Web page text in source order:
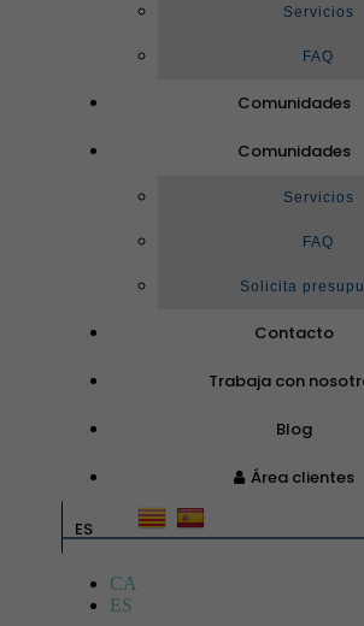
Servicios
FAQ
Comunidades
Comunidades
Servicios
FAQ
Solicita
Contacto
Trabaja con
Blog
Área clientes
ES
CA
ES